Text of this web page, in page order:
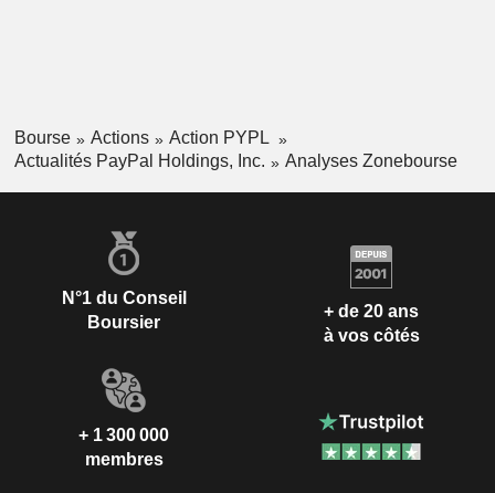
Bourse Actions
Action PYPL
Actualités PayPal Holdings, Inc.
Analyses Zonebourse
N°1 du Conseil
Boursier
+ de 20 ans
à vos côtés
+ 1 300 000
membres